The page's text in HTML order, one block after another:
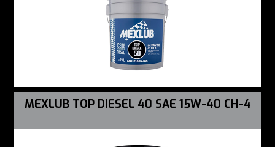
MEXLUB TOP DIESEL 40 SAE 15W-40 CH-4